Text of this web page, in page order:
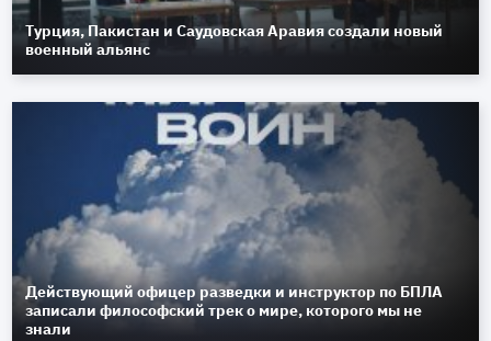
Турция, Пакистан и Саудовская Аравия создали новый
военный альянс
Действующий офицер разведки и инструктор по БПЛА
записали философский трек о мире, которого мы не
знали